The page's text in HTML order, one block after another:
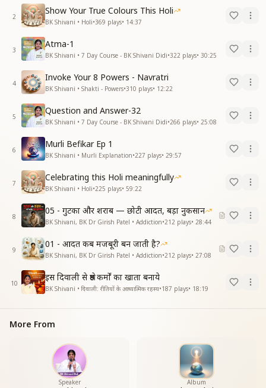
2
Show Your True Colours This Holi
BK Shivani • Holi•369 plays• 14:37
3
Atma-1
BK Shivani • 7 Day Course - BK Shivani Didi•322 plays• 30:25
4
Invoke Your 8 Powers - Navratri
BK Shivani • Shakti - Powers•310 plays• 12:22
5
Question and Answer-32
BK Shivani • 7 Day Course - BK Shivani Didi•266 plays• 25:08
6
Murli Befikar Ep 1
BK Shivani • Murli Explanation•227 plays• 29:57
7
Celebrating this Holi meaningfully
BK Shivani • Holi•225 plays• 59:22
8
05 - गुटका और शराब — छोटी आदत, बड़ा नुकसान
BK Shivani, BK Dr Girish Patel • Addiction•212 plays• 28:44
9
01 - आदत कब मजबूरी बन जाती है?
BK Shivani, BK Dr Girish Patel • Addiction•212 plays• 27:08
10
इस दिवाली से श्रेष्ठ कर्मों का खाता बनाये
BK Shivani • दिवाली: रीतियों के आध्यात्मिक रहस्य•187 plays• 18:19
More From
Speaker Album